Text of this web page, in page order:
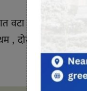
वटा प्रदेश र तीन
, दोस्रो , तेस्रो